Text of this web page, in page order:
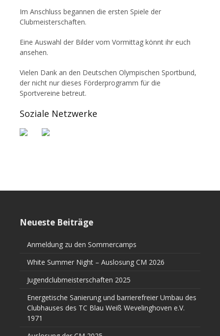
Im Anschluss begannen die ersten Spiele der
Clubmeisterschaften.
Eine Auswahl der Bilder vom Vormittag könnt ihr euch
ansehen.
Vielen Dank an den Deutschen Olympischen Sportbund,
der nicht nur dieses Förderprogramm für die
Sportvereine betreut.
Soziale Netzwerke
Neueste Beiträge
Anmeldung zu den Sommercamps
White Summer Night – Auslosung CM 2026
Jugendclubmeisterschaften 2025
Energetische Sanierung und barrierefreier Umbau des
Clubhauses des TC Blau Weiß Wevelinghoven e.V.
1971